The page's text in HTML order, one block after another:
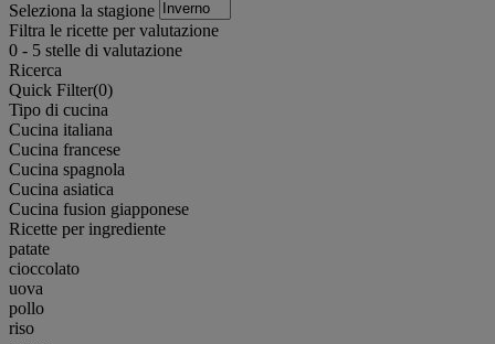
Seleziona la stagione
Filtra le ricette per valutazione
0 - 5 stelle di valutazione
Ricerca
Quick Filter(0)
Tipo di cucina
Cucina italiana
Cucina francese
Cucina spagnola
Cucina asiatica
Cucina fusion giapponese
Ricette per ingrediente
patate
cioccolato
uova
pollo
riso